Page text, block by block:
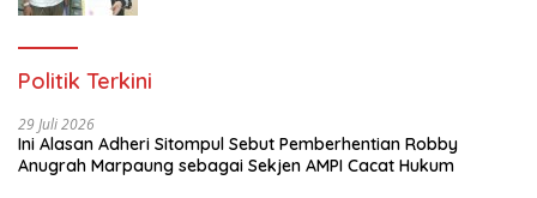
Politik Terkini
29 Juli 2026
Ini Alasan Adheri Sitompul Sebut Pemberhentian Robby
Anugrah Marpaung sebagai Sekjen AMPI Cacat Hukum